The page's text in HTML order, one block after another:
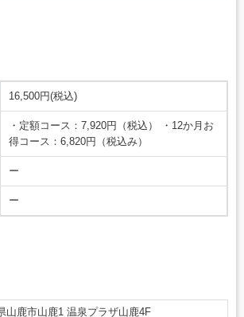
16,500円(税込)
・定額コース：7,920円（税込） ・12か月お
得コース：6,820円（税込み）
ー
ー
山鹿市山鹿1 温泉プラザ山鹿4F